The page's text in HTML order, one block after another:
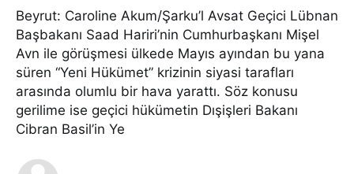
Beyrut: Caroline Akum/Şarku’l Avsat Geçici Lübnan
Başbakanı Saad Hariri’nin Cumhurbaşkanı Mişel
Avn ile görüşmesi ülkede Mayıs ayından bu yana
süren “Yeni Hükümet” krizinin siyasi tarafları
arasında olumlu bir hava yarattı. Söz konusu
gerilime ise geçici hükümetin Dışişleri Bakanı
Cibran Basil’in Ye